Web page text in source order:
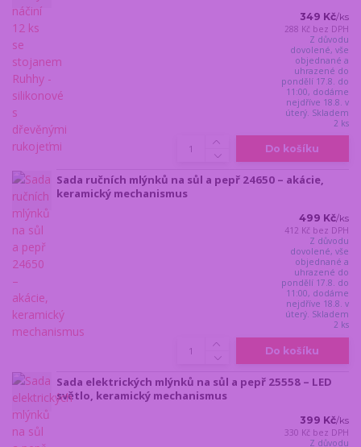
349 Kč/ks
288 Kč bez DPH
Z důvodu
dovolené, vše
objednané a
uhrazené do
pondělí 17.8. do
11:00, dodáme
nejdříve 18.8. v
úterý. Skladem
2 ks
Do košíku
Sada ručních mlýnků na sůl a pepř 24650 – akácie,
keramický mechanismus
499 Kč/ks
412 Kč bez DPH
Z důvodu
dovolené, vše
objednané a
uhrazené do
pondělí 17.8. do
11:00, dodáme
nejdříve 18.8. v
úterý. Skladem
2 ks
Do košíku
Sada elektrických mlýnků na sůl a pepř 25558 – LED
světlo, keramický mechanismus
399 Kč/ks
330 Kč bez DPH
Z důvodu